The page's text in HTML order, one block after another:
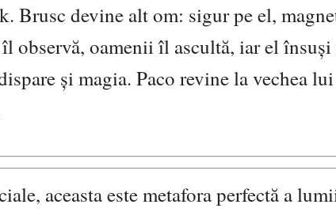
Brusc devine alt om: sigur pe el,
observă, oamenii îl ascultă, iar el însuși
și magia. Paco revine la vechea
aceasta este metafora perfectă a